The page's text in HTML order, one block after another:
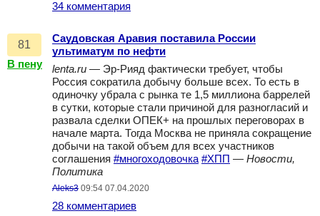
34 комментария
81
В пену
Саудовская Аравия поставила России
ультиматум по нефти
lenta.ru — Эр-Рияд фактически требует, чтобы
Россия сократила добычу больше всех. То есть в
одиночку убрала с рынка те 1,5 миллиона баррелей
в сутки, которые стали причиной для разногласий и
развала сделки ОПЕК+ на прошлых переговорах в
начале марта. Тогда Москва не приняла сокращение
добычи на такой объем для всех участников
соглашения #многоходовочка #ХПП — Новости,
Политика
Aleks3 09:54 07.04.2020
28 комментариев